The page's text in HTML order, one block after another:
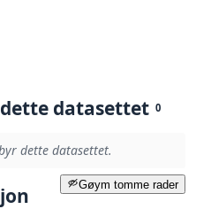
datasettet 0
dette datasettet.
Gøym tomme rader